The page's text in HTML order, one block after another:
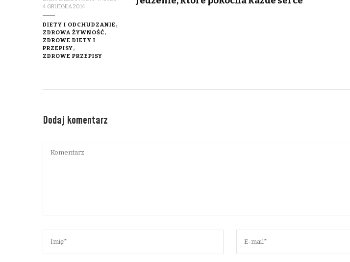
4 GRUDNIA 2014
DIETY I ODCHUDZANIE
ZDROWA ŻYWNOŚĆ
ZDROWE DIETY I
PRZEPISY
ZDROWE PRZEPISY
Dodaj komentarz